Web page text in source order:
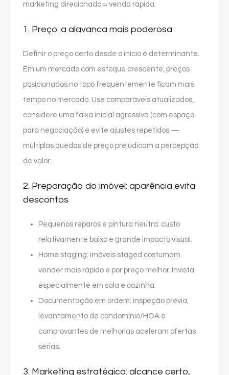
marketing direcionado = venda rápida.
1. Preço: a alavanca mais poderosa
Definir o preço certo desde o início é determinante.
Em um mercado com estoque crescente, preços
posicionados no topo frequentemente ficam mais
tempo no mercado. Use comparáveis atualizados,
considere uma faixa inicial agressiva (com espaço
para negociação) e evite ajustes repetidos —
múltiplas quedas de preço prejudicam a percepção
de valor.
2. Preparação do imóvel: aparência evita
descontos
Pequenos reparos e pintura neutra: custo
relativamente baixo e grande impacto visual.
Home staging: imóveis staged costumam
vender mais rápido e por preço melhor. Invista
especialmente em sala e cozinha.
Documentação em ordem: inspeção prévia,
levantamento de condomínio/HOA e
comprovantes de melhorias aceleram ofertas
sérias.
3. Marketing estratégico: alcance certo,